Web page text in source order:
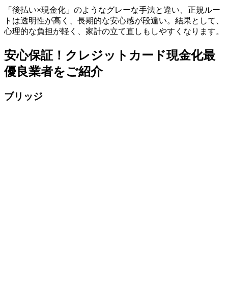
「後払い×現金化」のようなグレーな手法と違い、正規ルー
トは透明性が高く、長期的な安心感が段違い。結果として、
心理的な負担が軽く、家計の立て直しもしやすくなります。
安心保証！クレジットカード現金化最
優良業者をご紹介
ブリッジ